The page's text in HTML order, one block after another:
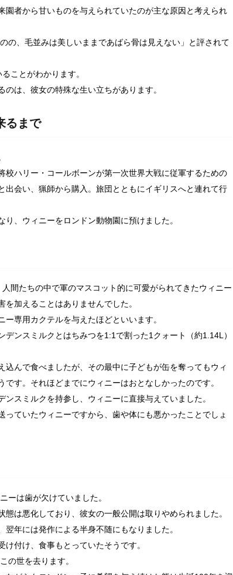
園者から甘いものを与えられていたのが主な原因と考えられ
の、毛並みは美しいままであばら骨は見えない」と評されて
ことがわかります。
は、彼女の特殊な生い立ちがあります。
るまで
校ハリー・コールボーンが第一次世界大戦に従軍するための
出会い、猟師から購入。旅団とともにイギリスへと連れて行
、ウィニーをロンドン動物園に預けました。
間たちの中で軍のマスコット的に可愛がられてきたウィニー
加えることはありませんでした。
専用カクテルを与えたほどといいます。
デンスミルクとはちみつを1:1で割った1クォート（約1.14L）
込んで食べましたが、その最中に子どもが缶を奪ってもウィ
です。それほどまでにウィニーはおとなしかったのです。
ンスミルクを持参し、ウィニーに直接与えていました。
っていたウィニーですから、歯や体にも悪かったことでしょ
ーは歯が欠けていました。
態は悪化しており、彼女の一般公開は取りやめられました。
年には発作による半身不随にもなりました。
付け、食事もとっていたそうです。
の世を去ります。